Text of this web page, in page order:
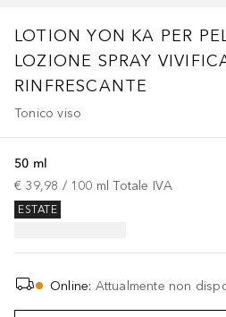
LOTION YON KA PER
LOZIONE SPRAY
RINFRESCANTE
Tonico viso
50 ml
€ 39,98 / 100 ml Totale IVA
ESTATE
Online: Attualmente non